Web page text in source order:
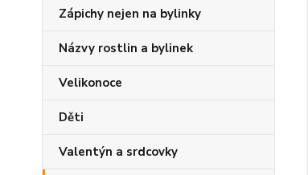
Zápichy nejen na bylinky
Názvy rostlin a bylinek
Velikonoce
Děti
Valentýn a srdcovky